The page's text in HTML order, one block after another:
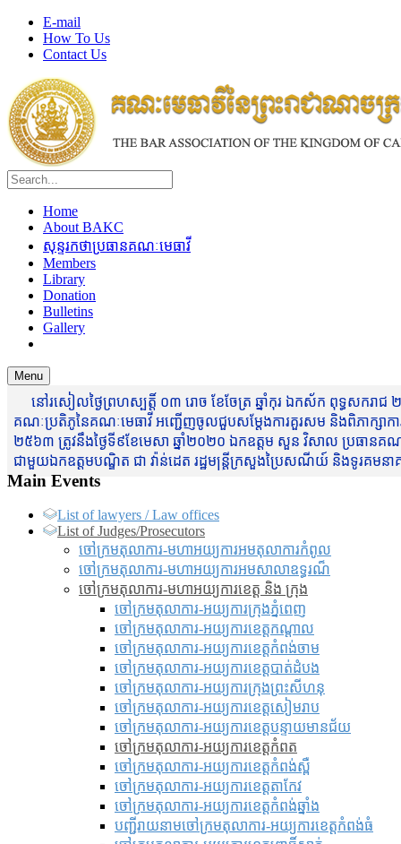
E-mail
How To Us
Contact Us
Home
About BAKC
សុន្ទរកថាប្រធានគណៈមេធាវី
Members
Library
Donation
Bulletins
Gallery
Menu
នៅរសៀលថ្ងៃព្រហស្បត្តិ៍ ០៣ រោច ខែចែត្រ ឆ្នាំកុរ ឯកស័ក ពុទ្ធសករាជ
គណៈប្រតិភូនៃគណៈមេធាវី អញ្ជើញចូលជួបសម្តែងការគួរសម និងពិភាក្សាកា
២៥៦៣ ត្រូវនឹងថ្ងៃទី៩ខែមេសា ឆ្នាំ២០២០ ឯកឧត្តម សួន វិសាល ប្រធានគណ
ជាមួយឯកឧត្តមបណ្ឌិត ជា វ៉ាន់ដេត រដ្ឋមន្រ្តីក្រសួងប្រៃសណីយ៍ និងទូរគ
Main Events
List of lawyers / Law offices
List of Judges/Prosecutors
ចៅក្រមតុលាការ-មហាអយ្យការអមតុលាការកំពូល
ចៅក្រមតុលាការ-មហាអយ្យការអមសាលាឧទ្ធរណ៏
ចៅក្រមតុលាការ-មហាអយ្យការខេត្ត និង ក្រុង
ចៅក្រមតុលាការ-អយ្យការក្រុងភ្នំពេញ
ចៅក្រមតុលាការ-អយ្យការខេត្តកណ្តាល
ចៅក្រមតុលាការ-អយ្យការខេត្តកំពង់ចាម
ចៅក្រមតុលាការ-អយ្យការខេត្តបាត់ដំបង
ចៅក្រមតុលាការ-អយ្យការ​ក្រុងព្រះសីហនុ
ចៅក្រមតុលាការ-អយ្យការខេត្តសៀមរាប
ចៅក្រមតុលាការ-អយ្យការខេត្តបន្ទាយមានជ័យ
ចៅក្រមតុលាការ-អយ្យការខេត្តកំពត
ចៅក្រមតុលាការ-អយ្យការខេត្តកំពង់ស្ពឺ
ចៅក្រមតុលាការ-អយ្យការខេត្តតាកែវ
ចៅក្រមតុលាការ-អយ្យការខេត្តកំពង់ឆ្នាំង
បញ្ជីរាយនាមចៅក្រមតុលាការ-អយ្យការខេត្តកំពង់ធំ